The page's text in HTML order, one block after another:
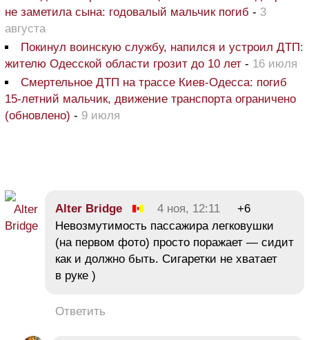
не заметила сына: годовалый мальчик погиб - 3
августа
Покинул воинскую службу, напился и устроил ДТП:
жителю Одесской области грозит до 10 лет - 16 июля
Смертельное ДТП на трассе Киев-Одесса: погиб
15-летний мальчик, движение транспорта ограничено
(обновлено) - 9 июля
Alter Bridge 4 ноя, 12:11
+6
Невозмутимость пассажира легковушки
(на первом фото) просто поражает — сидит
как и должно быть. Сигаретки не хватает
в руке )
Ответить